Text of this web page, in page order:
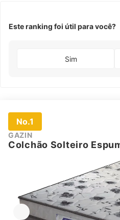
Este ranking foi útil para você?
Sim
No.1
GAZIN
Colchão Solteiro